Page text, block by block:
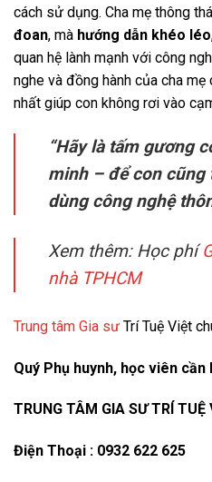
cách sử dụng. Cha mẹ thông
đoan, mà hướng dẫn khéo léo
quan hệ lành mạnh với công
nghe và đồng hành của cha mẹ
nhất giúp con không rơi vào
“Hãy là tấm gương
minh – để con cũng
dùng công nghệ
Xem thêm: Học phí
nhà TPHCM
Trung tâm Gia sư Trí Tuệ Việt
Quý Phụ huynh, học viên
TRUNG TÂM GIA SƯ TRÍ TUỆ
Điện Thoại : 0932 622 625